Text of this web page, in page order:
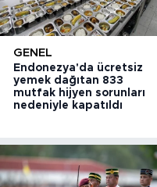
GENEL
Endonezya'da ücretsiz
yemek dağıtan 833
mutfak hijyen sorunları
nedeniyle kapatıldı